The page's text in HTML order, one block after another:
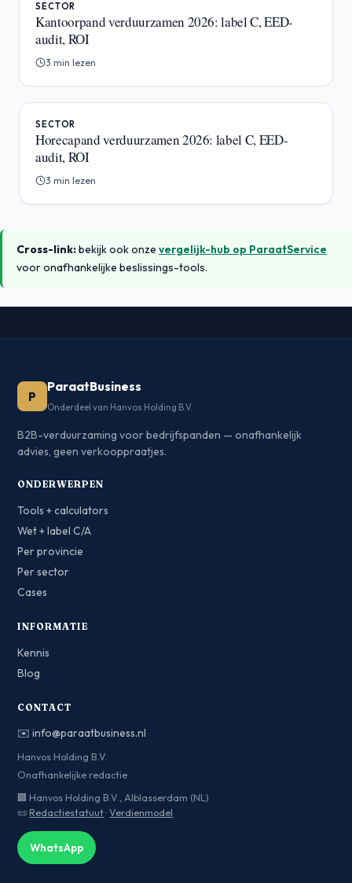
SECTOR
Kantoorpand verduurzamen 2026: label C, EED-
audit, ROI
3 min lezen
SECTOR
Horecapand verduurzamen 2026: label C, EED-
audit, ROI
3 min lezen
Cross-link:bekijk ook onze vergelijk-hub op ParaatService
voor onafhankelijke beslissings-tools.
P
ParaatBusiness
Onderdeel van Hanvos Holding B.V.
B2B-verduurzaming voor bedrijfspanden — onafhankelijk
advies, geen verkooppraatjes.
ONDERWERPEN
Tools + calculators
Wet + label C/A
Per provincie
Per sector
Cases
INFORMATIE
Kennis
Blog
CONTACT
✉️info@paraatbusiness.nl
Hanvos Holding B.V.
Onafhankelijke redactie
🏢 Hanvos Holding B.V., Alblasserdam (NL)
📜 Redactiestatuut ·Verdienmodel
WhatsApp